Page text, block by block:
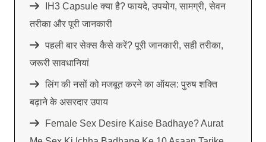
IH3 Capsule क्या है? फायदे, उपयोग, सामग्री, सेवन
तरीका और पूरी जानकारी
पहली बार सेक्स कैसे करें? पूरी जानकारी, सही तरीका,
जरूरी सावधानियां
लिंग की नसों को मजबूत करने का ऑयल: पुरुष शक्ति
बढ़ाने के असरदार उपाय
Female Sex Desire Kaise Badhaye? Aurat